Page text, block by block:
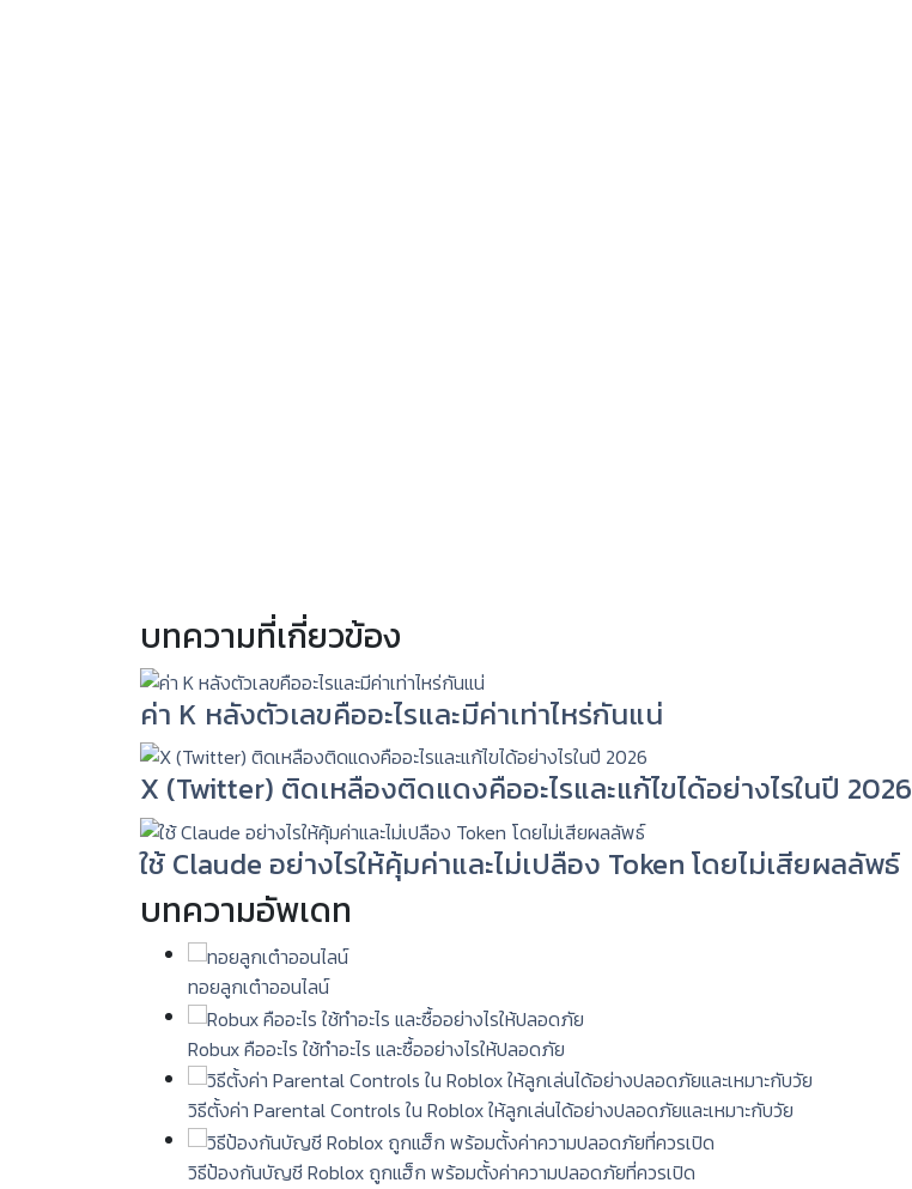
บทความที่เกี่ยวข้อง
ค่า K หลังตัวเลขคืออะไรและมีค่าเท่าไหร่กันแน่
X (Twitter) ติดเหลืองติดแดงคืออะไรและแก้ไขได้อย่างไรในปี 2026
ใช้ Claude อย่างไรให้คุ้มค่าและไม่เปลือง Token โดยไม่เสียผลลัพธ์
บทความอัพเดท
ทอยลูกเต๋าออนไลน์
Robux คืออะไร ใช้ทำอะไร และซื้ออย่างไรให้ปลอดภัย
วิธีตั้งค่า Parental Controls ใน Roblox ให้ลูกเล่นได้อย่างปลอดภัยและเหมาะกับวัย
วิธีป้องกันบัญชี Roblox ถูกแฮ็ก พร้อมตั้งค่าความปลอดภัยที่ควรเปิด